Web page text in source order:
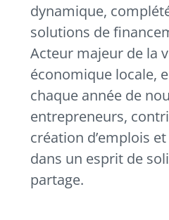
dynamique,
solutions de
Acteur majeur de la
économique locale,
chaque année de
entrepreneurs,
création d’emplois
dans un esprit de
partage.